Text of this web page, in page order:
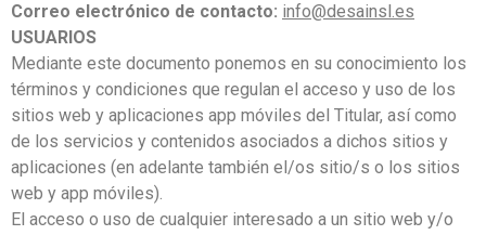
Correo electrónico de contacto: info@desainsl.es
USUARIOS
Mediante este documento ponemos en su conocimiento los
términos y condiciones que regulan el acceso y uso de los
sitios web y aplicaciones app móviles del Titular, así como
de los servicios y contenidos asociados a dichos sitios y
aplicaciones (en adelante también el/os sitio/s o los sitios
web y app móviles).
El acceso o uso de cualquier interesado a un sitio web y/o